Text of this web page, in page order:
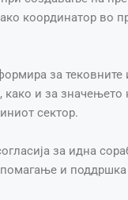
координатор во
за тековните
како и за значењето
сектор.
за идна
помагање и